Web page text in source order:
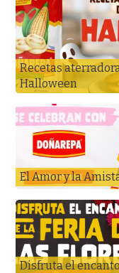
Recetas
Halloween
El Amor y la
Disfruta el